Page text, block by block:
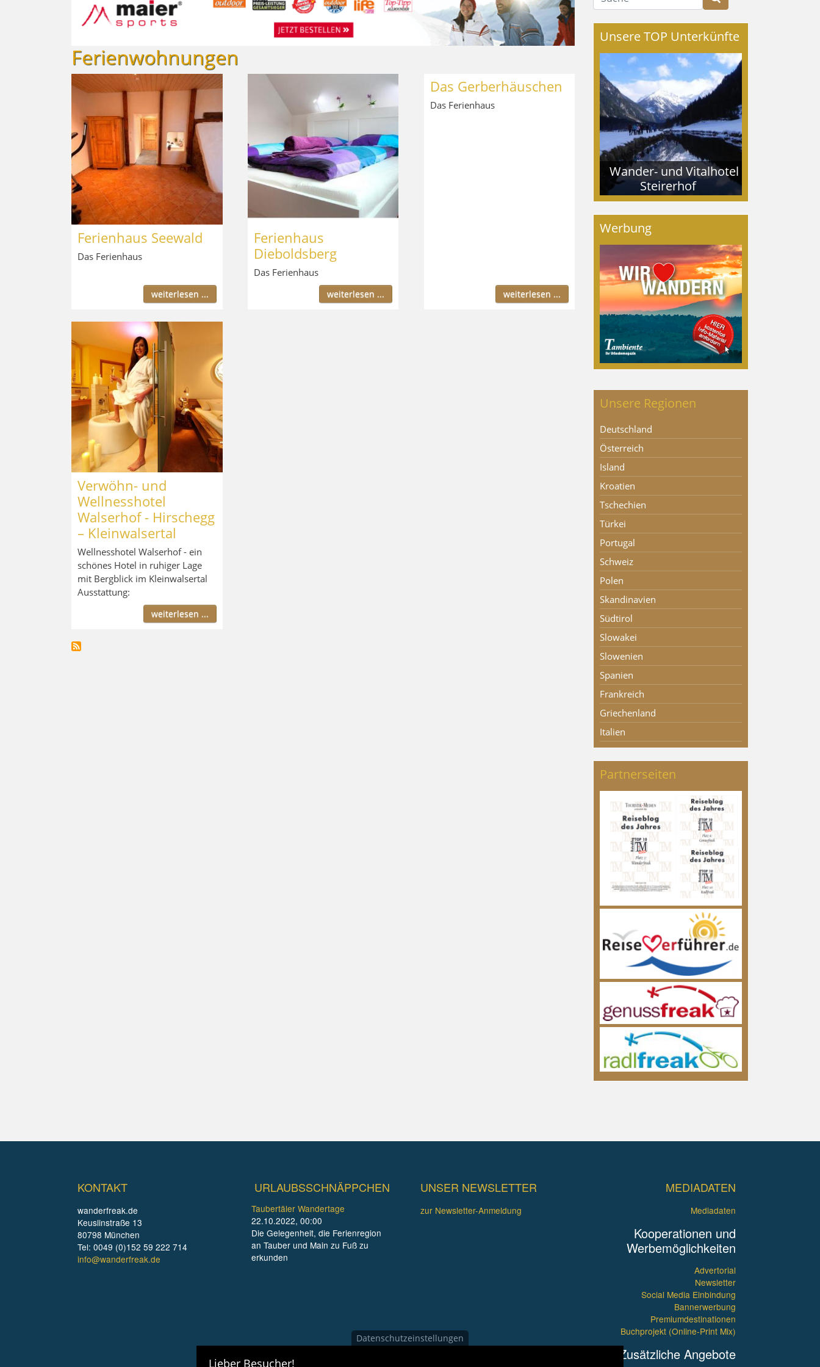
Ferienwohnungen
Ferienhaus Seewald
Das Ferienhaus
weiterlesen ...
Ferienhaus
Dieboldsberg
Das Ferienhaus
weiterlesen ...
Das Gerberhäuschen
Das Ferienhaus
weiterlesen ...
Verwöhn- und
Wellnesshotel
Walserhof - Hirschegg
– Kleinwalsertal
Wellnesshotel Walserhof - ein
schönes Hotel in ruhiger Lage
mit Bergblick im Kleinwalsertal
Ausstattung:
weiterlesen ...
Unsere TOP Unterkünfte
Wander- und Vitalhotel
Steirerhof
Werbung
Unsere Regionen
Deutschland
Österreich
Island
Kroatien
Tschechien
Türkei
Portugal
Schweiz
Polen
Skandinavien
Südtirol
Slowakei
Slowenien
Spanien
Frankreich
Griechenland
Italien
Partnerseiten
KONTAKT
wanderfreak.de
Keuslinstraße 13
80798 München
Tel: 0049 (0)152 59 222 714
info@wanderfreak.de
URLAUBSSCHNÄPPCHEN
Taubertäler Wandertage
22.10.2022, 00:00
Die Gelegenheit, die Ferienregion
an Tauber und Main zu Fuß zu
erkunden
UNSER NEWSLETTER
zur Newsletter-Anmeldung
MEDIADATEN
Mediadaten
Kooperationen und
Werbemöglichkeiten
Advertorial
Newsletter
Social Media Einbindung
Bannerwerbung
Premiumdestinationen
Buchprojekt (Online-Print Mix)
Zusätzliche Angebote
Datenschutzeinstellungen
Lieber Besucher!